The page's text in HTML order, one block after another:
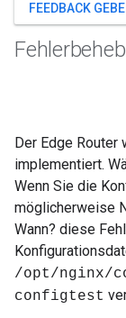
FEEDBACK
Der Edge
implementiert.
Wenn Sie die
möglicherweise
Wann? diese
/opt/nginx/
configtest